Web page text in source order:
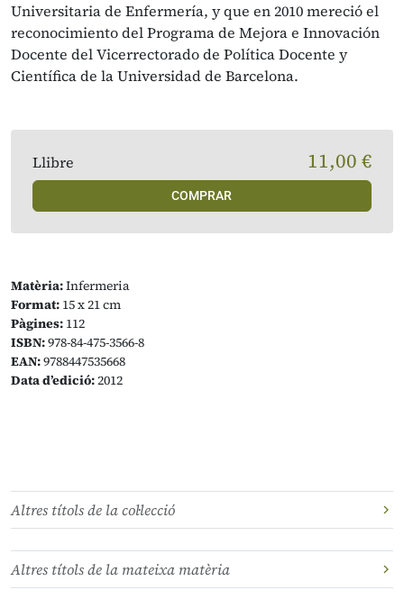
Universitaria de Enfermería, y que en 2010 mereció el
reconocimiento del Programa de Mejora e Innovación
Docente del Vicerrectorado de Política Docente y
Científica de la Universidad de Barcelona.
Matèria:Infermeria
Format: 15 x 21 cm
Pàgines: 112
ISBN:978-84-475-3566-8
EAN:9788447535668
Data d’edició:2012
Llibre 11,00 €
COMPRAR
Altres títols de la col·lecció
Altres títols de la mateixa matèria